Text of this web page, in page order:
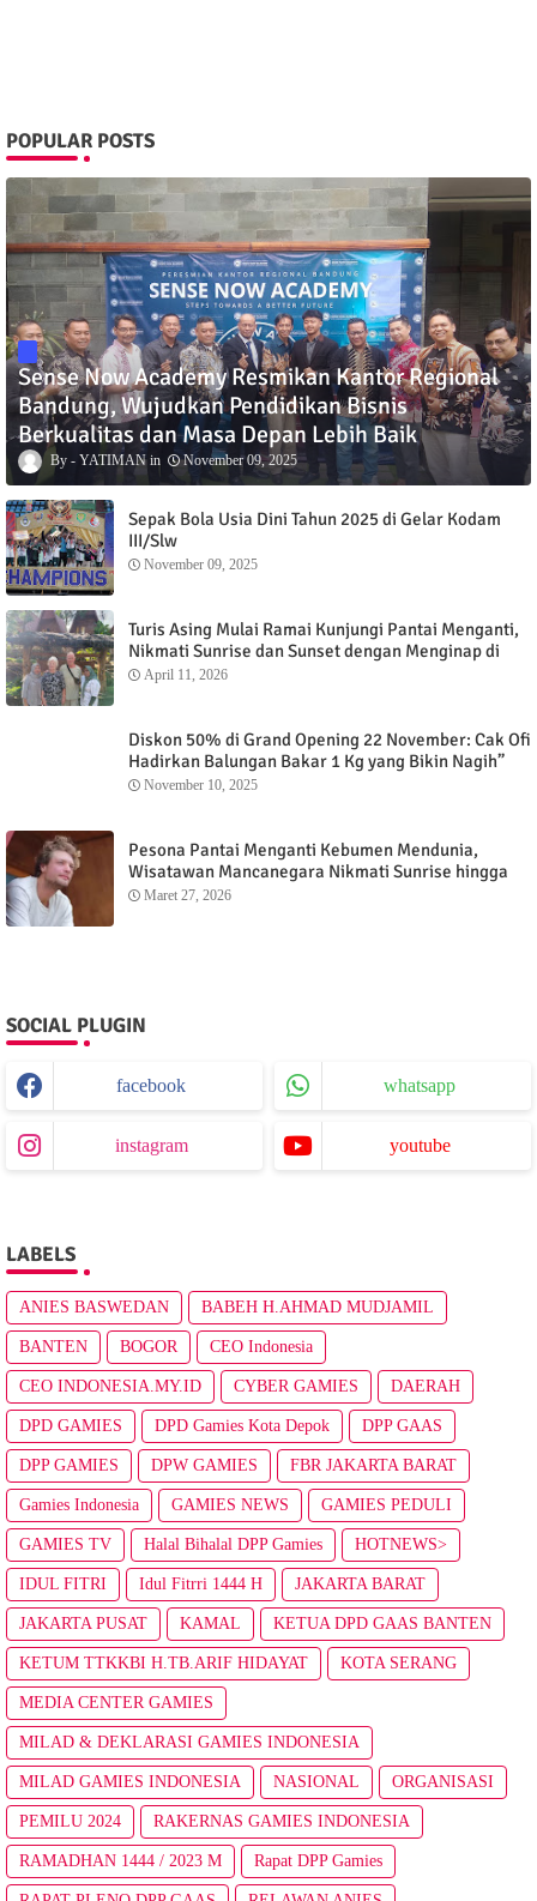
POPULAR POSTS
Sense Now Academy Resmikan Kantor Regional
Bandung, Wujudkan Pendidikan Bisnis
Berkualitas dan Masa Depan Lebih Baik
YATIMAN November 09, 2025
Sepak Bola Usia Dini Tahun 2025 di Gelar Kodam
III/Slw
November 09, 2025
Turis Asing Mulai Ramai Kunjungi Pantai Menganti,
Nikmati Sunrise dan Sunset dengan Menginap di
Menganti Cottage
April 11, 2026
Diskon 50% di Grand Opening 22 November: Cak Ofi
Hadirkan Balungan Bakar 1 Kg yang Bikin Nagih”
November 10, 2025
Pesona Pantai Menganti Kebumen Mendunia,
Wisatawan Mancanegara Nikmati Sunrise hingga
Sunset dari Menganti Cottage
Maret 27, 2026
SOCIAL PLUGIN
facebook whatsapp
instagram youtube
LABELS
ANIES BASWEDAN BABEH H.AHMAD MUDJAMIL
BANTEN BOGOR CEO Indonesia
CEO INDONESIA.MY.ID CYBER GAMIES DAERAH
DPD GAMIES DPD Gamies Kota Depok DPP GAAS
DPP GAMIES DPW GAMIES FBR JAKARTA BARAT
Gamies Indonesia GAMIES NEWS GAMIES PEDULI
GAMIES TV Halal Bihalal DPP Gamies HOTNEWS>
IDUL FITRI Idul Fitrri 1444 H JAKARTA BARAT
JAKARTA PUSAT KAMAL KETUA DPD GAAS BANTEN
KETUM TTKKBI H.TB.ARIF HIDAYAT KOTA SERANG
MEDIA CENTER GAMIES
MILAD & DEKLARASI GAMIES INDONESIA
MILAD GAMIES INDONESIA NASIONAL ORGANISASI
PEMILU 2024 RAKERNAS GAMIES INDONESIA
RAMADHAN 1444 / 2023 M Rapat DPP Gamies